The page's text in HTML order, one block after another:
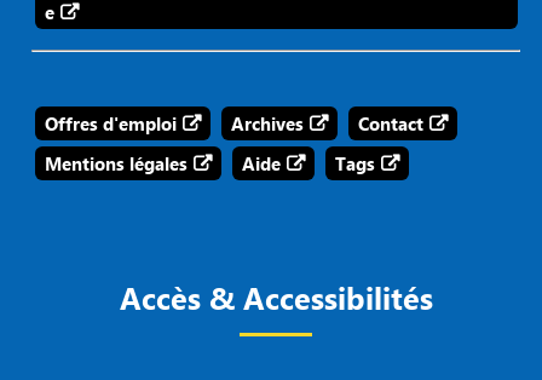
e
Offres d'emploi Archives
Contact
Mentions légales
Aide Tags
Accès & Accessibilités